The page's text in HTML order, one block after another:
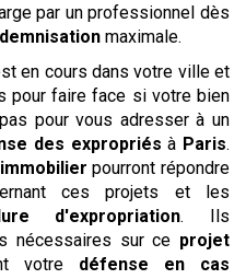
par un professionnel dès
maximale.
en cours dans votre ville et
pour faire face si votre bien
pour vous adresser à un
des expropriés à Paris.
pourront répondre
ces projets et les
d'expropriation. Ils
nécessaires sur ce projet
votre défense en cas